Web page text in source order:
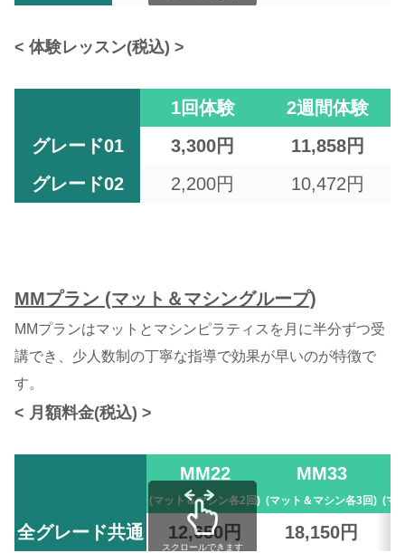
< 体験レッスン(税込) >
1回体験
2週間体験
グレード01
3,300円
11,858円
グレード02
2,200円 10,472円
MMプラン (マット＆マシングループ)
MMプランはマットとマシンピラティスを月に半分ずつ受
講でき、少人数制の丁寧な指導で効果が早いのが特徴で
す。
< 月額料金(税込) >
MM22
(マット＆マシン各2回)
MM33
(マット＆マシン各3回) (マ
全グレード共通 12,650円 18,150円
スクロールできます